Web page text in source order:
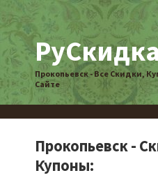
Прокопьевск - Все Скидки,
Сайте
Прокопьевск -
Купоны: